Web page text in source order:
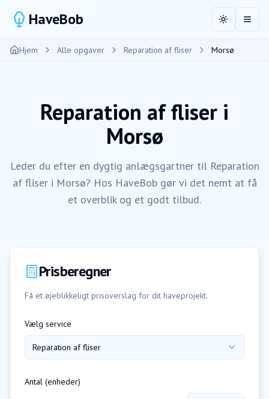
HaveBob ToggleÅbn
Hjem Alle opgaver Reparation af fliser Morsø
Reparation af fliser i
Morsø
Leder du efter en dygtig anlægsgartner til Reparation
af fliser i Morsø? Hos HaveBob gør vi det nemt at få
et overblik og et godt tilbud.
Prisberegner
Få et øjeblikkeligt prisoverslag for dit haveprojekt.
Vælg service
Reparation af fliser
Antal (enheder)